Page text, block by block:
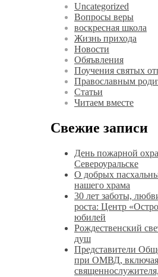
Uncategorized
Вопросы веры
воскресная школа
Жизнь прихода
Новости
Обяъвления
Поучения святых
Православным
Статьи
Читаем вместе
Свежие записи
День пожарной
Североуральске
О добрых
нашего храма
30 лет заботы,
роста: Центр
юбилей
Рождественский
душ
Представители
при ОМВД, включая